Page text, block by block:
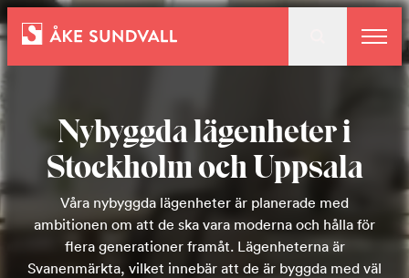
Bostäder
Lokaler och parkering
Entreprenad
Nybyggda lägenheter i
Stockholm och Uppsala
Våra nybyggda lägenheter är planerade med
ambitionen om att de ska vara moderna och hålla för
flera generationer framåt. Lägenheterna är
Svanenmärkta, vilket innebär att de är byggda med väl